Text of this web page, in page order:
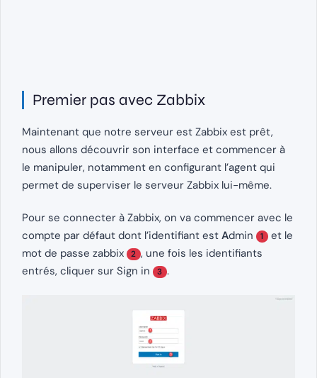
Premier pas avec Zabbix
Maintenant que notre serveur est Zabbix est prêt,
nous allons découvrir son interface et commencer à
le manipuler, notamment en configurant l’agent qui
permet de superviser le serveur Zabbix lui-même.
Pour se connecter à Zabbix, on va commencer avec le
compte par défaut dont l’identifiant est Admin 1 et le
mot de passe zabbix
2 , une fois les identifiants
entrés, cliquer sur Sign in
3 .